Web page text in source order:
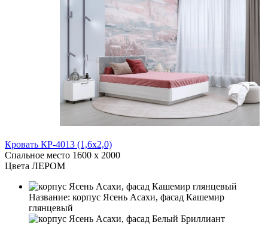
Кровать КР-4013 (1,6x2,0)
Спальное место 1600 x 2000
Цвета ЛЕРОМ
Название: корпус Ясень Асахи, фасад Кашемир
глянцевый